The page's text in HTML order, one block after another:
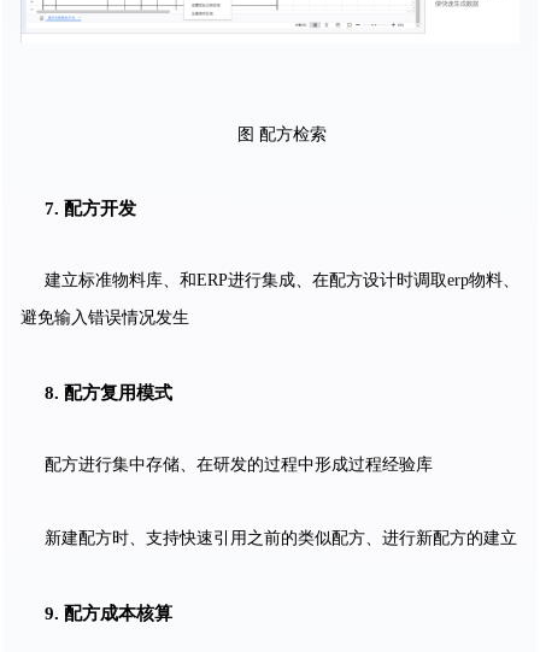
图 配方检索
7. 配方开发
建立标准物料库、和ERP进行集成、在配方设计时调取erp物料、
避免输入错误情况发生
8. 配方复用模式
配方进行集中存储、在研发的过程中形成过程经验库
新建配方时、支持快速引用之前的类似配方、进行新配方的建立
9. 配方成本核算